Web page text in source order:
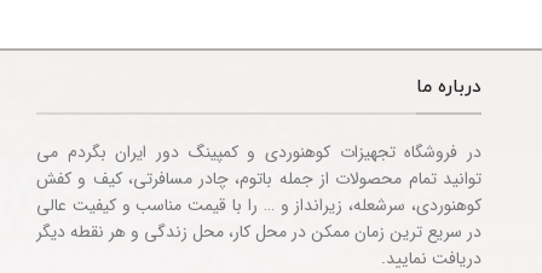
درباره ما
در فروشگاه تجهیزات کوهنوردی و کمپینگ دور ایران بگردم می
توانید تمام محصولات از جمله باتوم، چادر مسافرتی، کیف و کفش
کوهنوردی، سرشعله، زیرانداز و … را با قیمت مناسب و کیفیت عالی
در سریع ترین زمان ممکن در محل کار، محل زندگی و هر نقطه دیگر
دریافت نمایید.